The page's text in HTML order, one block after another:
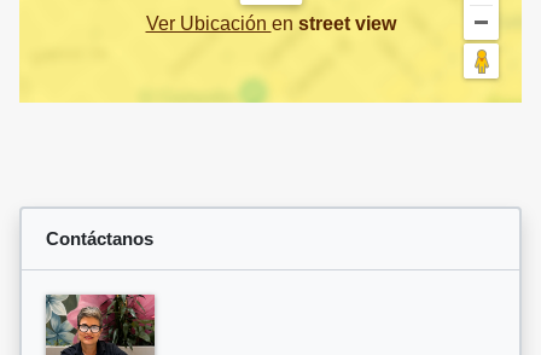
Ver Ubicación en street view
Contáctanos